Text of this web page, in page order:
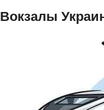
Вокзалы